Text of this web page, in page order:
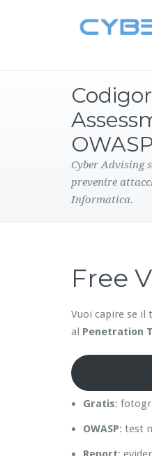
Cyber Advising
prevenire
Informatica.
Free
Vuoi capire se il
al Penetration
Gratis:
OWASP: test